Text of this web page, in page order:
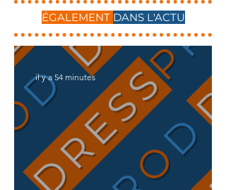
ÉGALEMENT DANS L'ACTU
il y a 54 minutes